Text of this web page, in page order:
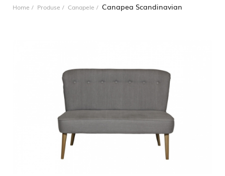
Home Produse Canapele Canapea Scandinavian